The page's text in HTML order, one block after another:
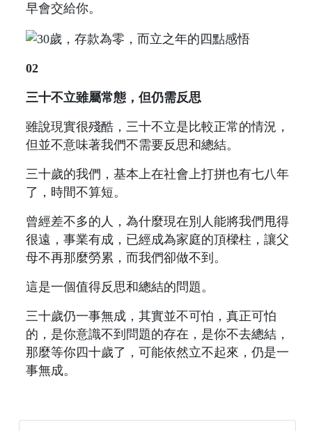
早會交給你。
02
三十不立雖屬常態，但仍需反思
雖說現實很殘酷，三十不立是比較正常的情況，
但並不意味著我們不需要反思和總結。
三十歲的我們，基本上在社會上打拼也有七八年
了，時間不算短。
曾經差不多的人，為什麼現在別人能將我們甩得
很遠，事業有成，已經成為家庭的頂樑柱，讓父
母不再那麼勞累，而我們卻做不到。
這是一個值得反思和總結的問題。
三十歲仍一事無成，其實並不可怕，真正可怕
的，是你意識不到問題的存在，是你不去總結，
那麼等你四十歲了，可能依然立不起來，仍是一
事無成。